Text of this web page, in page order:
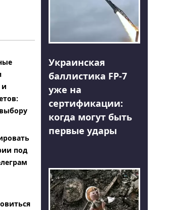
и
под
Украинская
баллистика FP-7
уже на
сертификации:
когда могут быть
первые удары